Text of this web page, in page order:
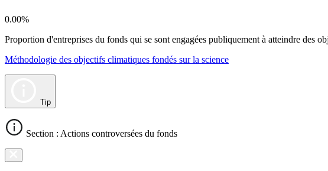
0.00%
Proportion d'entreprises du fonds qui se sont engagées publiquement à atteindre des
Méthodologie des objectifs climatiques fondés sur la science
Tip
Section : Actions controversées du fonds